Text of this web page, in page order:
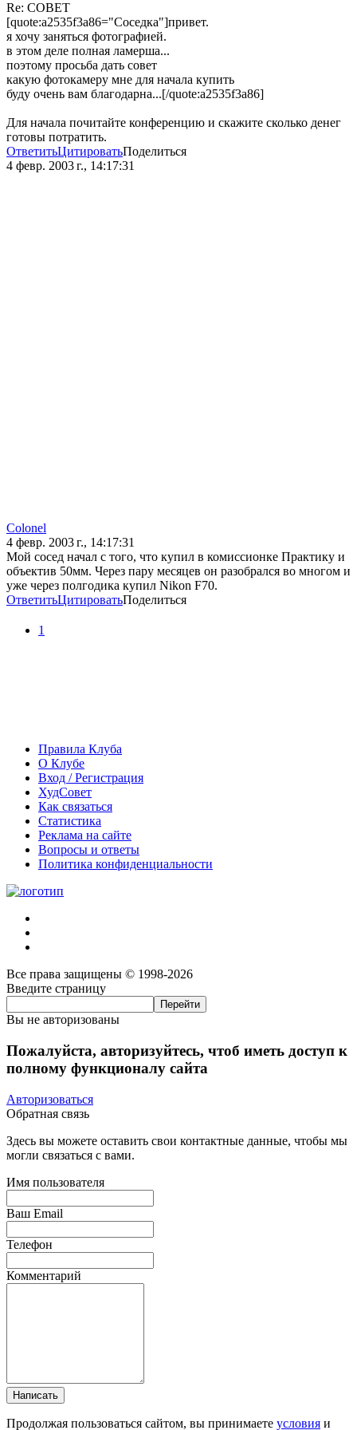
Re: СОВЕТ
[quote:a2535f3a86="Соседка"]привет.
я хочу заняться фотографией.
в этом деле полная ламерша...
поэтому просьба дать совет
какую фотокамеру мне для начала купить
буду очень вам благодарна...[/quote:a2535f3a86]
Для начала почитайте конференцию и скажите сколько денег
готовы потратить.
ОтветитьЦитироватьПоделиться
4 февр. 2003 г., 14:17:31
Colonel
4 февр. 2003 г., 14:17:31
Мой сосед начал с того, что купил в комиссионке Практику и
объектив 50мм. Через пару месяцев он разобрался во многом и
уже через полгодика купил Nikon F70.
ОтветитьЦитироватьПоделиться
1
Правила Клуба
О Клубе
Вход / Регистрация
ХудСовет
Как связаться
Статистика
Реклама на сайте
Вопросы и ответы
Политика конфиденциальности
Все права защищены © 1998-2026
Введите страницу
Вы не авторизованы
Пожалуйста, авторизуйтесь, чтоб иметь доступ к
полному функционалу сайта
Авторизоваться
Обратная связь
Здесь вы можете оставить свои контактные данные, чтобы мы
могли связаться с вами.
Имя пользователя
Ваш Email
Телефон
Комментарий
Написать
Продолжая пользоваться сайтом, вы принимаете условия и